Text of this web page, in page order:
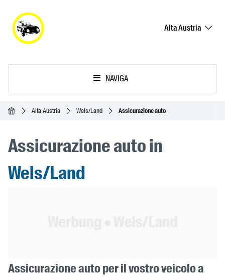
Alta Austria
NAVIGA
Home Alta Austria Wels/Land Assicurazione auto
Assicurazione auto in
Wels/Land
Assicurazione auto per il vostro veicolo a